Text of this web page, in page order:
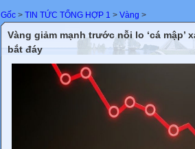
Gốc > TIN TỨC TỔNG HỢP 1 > Vàng >
Vàng giảm mạnh trước nỗi lo ‘cá mập’
bắt đáy